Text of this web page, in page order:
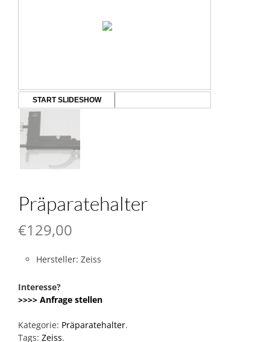
START SLIDESHOW
Präparatehalter
€129,00
Hersteller: Zeiss
Interesse?
>>>> Anfrage stellen
Kategorie: Präparatehalter.
Tags: Zeiss.